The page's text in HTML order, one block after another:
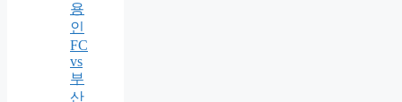
용
인
FC
vs
부
산